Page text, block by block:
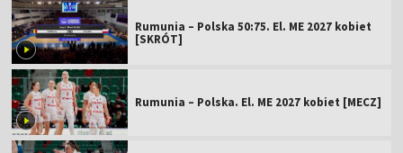
Rumunia – Polska 50:75. El. ME 2027 kobiet
[SKRÓT]
Rumunia – Polska. El. ME 2027 kobiet [MECZ]